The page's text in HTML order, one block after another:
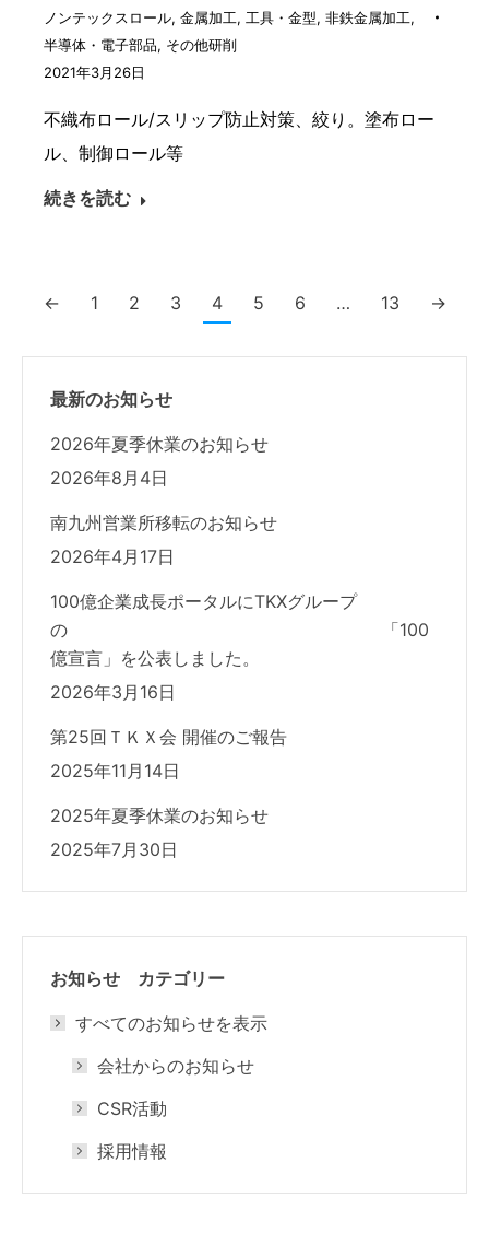
ノンテックスロール, 金属加工, 工具・金型, 非鉄金属加工,
半導体・電子部品, その他研削
2021年3月26日
不織布ロール/スリップ防止対策、絞り。塗布ロー
ル、制御ロール等
続きを読む
← 1 2 3 4 5 6 13 →
最新のお知らせ
2026年夏季休業のお知らせ
2026年8月4日
南九州営業所移転のお知らせ
2026年4月17日
100億企業成長ポータルにTKXグループ
の 「100
億宣言」を公表しました。
2026年3月16日
第25回ＴＫＸ会 開催のご報告
2025年11月14日
2025年夏季休業のお知らせ
2025年7月30日
お知らせ カテゴリー
すべてのお知らせを表示
会社からのお知らせ
CSR活動
採用情報